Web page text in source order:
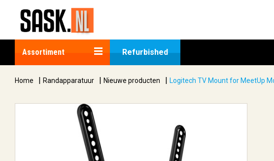
Assortiment Refurbished
Home | Randapparatuur | Nieuwe producten | Logitech TV Mount for MeetUp